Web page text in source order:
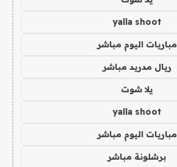
yalla shoot
مباريات اليوم مباشر
ريال مدريد مباشر
يلا شوت
yalla shoot
مباريات اليوم مباشر
برشلونة مباشر